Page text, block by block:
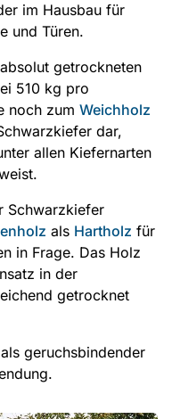
im Hausbau für
und Türen.
getrockneten
510 kg pro
noch zum Weichholz
dar,
allen Kiefernarten
Schwarzkiefer
als Hartholz für
in Frage. Das Holz
in der
getrocknet
geruchsbindender